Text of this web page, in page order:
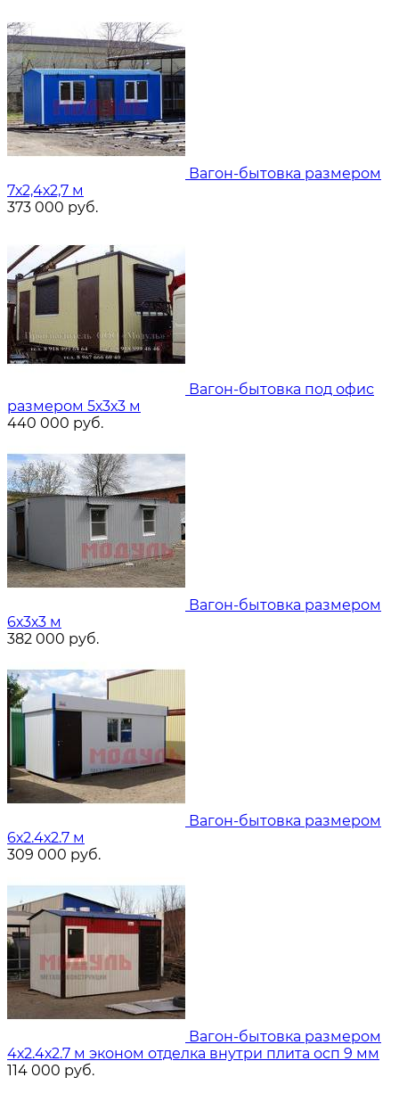
Вагон-бытовка размером
7х2,4х2,7 м
373 000 руб.
Вагон-бытовка под офис
размером 5х3х3 м
440 000 руб.
Вагон-бытовка размером
6х3х3 м
382 000 руб.
Вагон-бытовка размером
6х2.4х2.7 м
309 000 руб.
Вагон-бытовка размером
4х2.4х2.7 м эконом отделка внутри плита осп 9 мм
114 000 руб.